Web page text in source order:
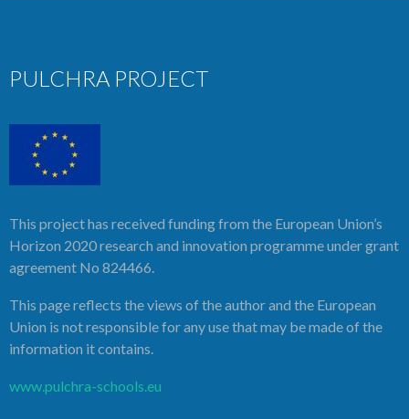
PULCHRA PROJECT
This project has received funding from the European Union’s
Horizon 2020 research and innovation programme under grant
agreement No 824466.
This page reflects the views of the author and the European
Union is not responsible for any use that may be made of the
information it contains.
www.pulchra-schools.eu